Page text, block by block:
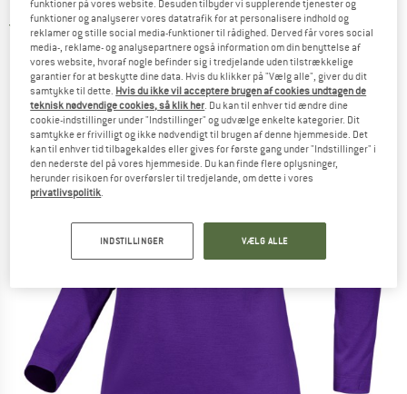
4,0(2)
funktioner på vores website. Desuden tilbyder vi supplerende tjenester og
funktioner og analyserer vores datatrafik for at personalisere indhold og
reklamer og stille social media-funktioner til rådighed. Derved får vores social
media-, reklame- og analysepartnere også information om din benyttelse af
vores website, hvoraf nogle befinder sig i tredjelande uden tilstrækkelige
garantier for at beskytte dine data. Hvis du klikker på "Vælg alle", giver du dit
samtykke til dette. Hvis du ikke vil acceptere brugen af cookies undtagen de
teknisk nødvendige cookies, så klik her. Du kan til enhver tid ændre dine
cookie-indstillinger under "Indstillinger" og udvælge enkelte kategorier. Dit
samtykke er frivilligt og ikke nødvendigt til brugen af denne hjemmeside. Det
kan til enhver tid tilbagekaldes eller gives for første gang under "Indstillinger" i
den nederste del på vores hjemmeside. Du kan finde flere oplysninger,
herunder risikoen for overførsler til tredjelande, om dette i vores
privatlivspolitik.
INDSTILLINGER VÆLG ALLE